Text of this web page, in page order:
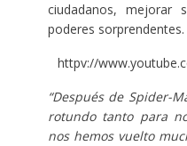
ciudadanos, mejorar
poderes sorprendentes.
httpv://
“Después de Spider-
rotundo tanto para
nos hemos vuelto